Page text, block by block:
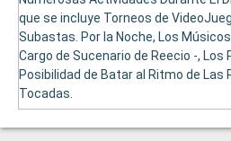
que se incluye Torneos de
Subastas. Por la Noche, Los
Cargo de Sucenario de Reecio -, Los
Posibilidad de Batar al Ritmo de Las
Tocadas.